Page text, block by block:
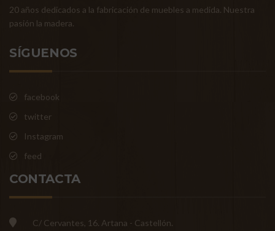
20 años dedicados a la fabricación de muebles a medida. Nuestra
pasión la madera.
SÍGUENOS
facebook
twitter
Instagram
feed
CONTACTA
C/ Cervantes, 16. Artana - Castellón.